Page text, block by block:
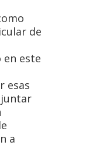
de
en este
esas
a